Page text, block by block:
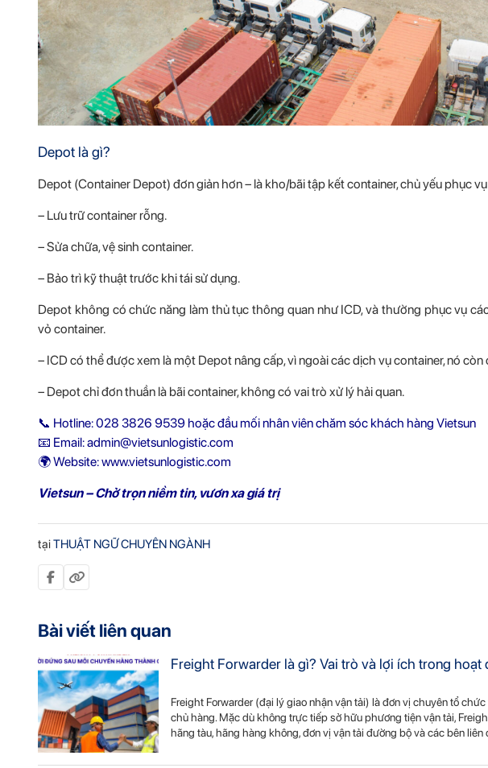
Depot là gì?
Depot (Container Depot) đơn giản hơn – là kho/bãi tập kết container, chủ yếu phục
– Lưu trữ container rỗng.
– Sửa chữa, vệ sinh container.
– Bảo trì kỹ thuật trước khi tái sử dụng.
Depot không có chức năng làm thủ tục thông quan như ICD, và thường phục vụ
vỏ container.
– ICD có thể được xem là một Depot nâng cấp, vì ngoài các dịch vụ container, nó
– Depot chỉ đơn thuần là bãi container, không có vai trò xử lý hải quan.
📞 Hotline: 028 3826 9539 hoặc đầu mối nhân viên chăm sóc khách hàng Vietsun
📧 Email: admin@vietsunlogistic.com
🌍 Website:www.vietsunlogistic.com
Vietsun – Chởtrọnniềm tin, vươn xa giá trị
tạiTHUẬT NGỮ CHUYÊN NGÀNH
Bài viết liên quan
Freight Forwarder là gì? Vai trò và lợi ích trong hoạt
Freight Forwarder (đại lý giao nhận vận tải) là đơn vị chuyên tổ
chủ hàng. Mặc dù không trực tiếp sở hữu phương tiện vận tải,
hãng tàu, hãng hàng không, đơn vị vận tải đường bộ và các bên